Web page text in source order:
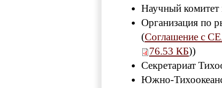
Научный комитет
Организация по
(Соглашение с
76.53 КБ))
Секретариат
Южно-